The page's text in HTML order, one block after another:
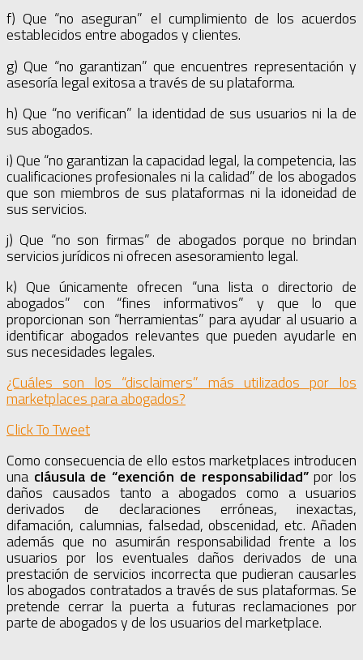
f) Que “no aseguran” el cumplimiento de los acuerdos
establecidos entre abogados y clientes.
g) Que “no garantizan” que encuentres representación y
asesoría legal exitosa a través de su plataforma.
h) Que “no verifican” la identidad de sus usuarios ni la de
sus abogados.
i) Que “no garantizan la capacidad legal, la competencia, las
cualificaciones profesionales ni la calidad” de los abogados
que son miembros de sus plataformas ni la idoneidad de
sus servicios.
j) Que “no son firmas” de abogados porque no brindan
servicios jurídicos ni ofrecen asesoramiento legal.
k) Que únicamente ofrecen “una lista o directorio de
abogados” con “fines informativos” y que lo que
proporcionan son “herramientas” para ayudar al usuario a
identificar abogados relevantes que pueden ayudarle en
sus necesidades legales.
¿Cuáles son los “disclaimers” más utilizados por los
marketplaces para abogados?
Click To Tweet
Como consecuencia de ello estos marketplaces introducen
una cláusula de “exención de responsabilidad”por los
daños causados tanto a abogados como a usuarios
derivados de declaraciones erróneas, inexactas,
difamación, calumnias, falsedad, obscenidad, etc. Añaden
además que no asumirán responsabilidad frente a los
usuarios por los eventuales daños derivados de una
prestación de servicios incorrecta que pudieran causarles
los abogados contratados a través de sus plataformas. Se
pretende cerrar la puerta a futuras reclamaciones por
parte de abogados y de los usuarios del marketplace.